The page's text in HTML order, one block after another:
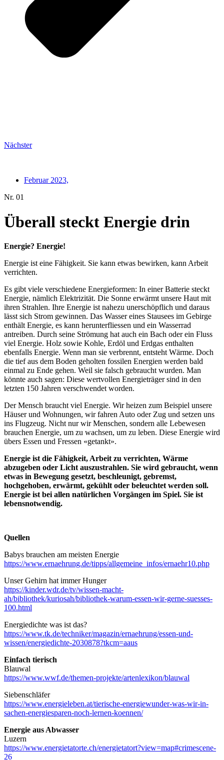
Nächster
Februar 2023,
Nr. 01
Überall steckt Energie drin
Energie? Energie!
Energie ist eine Fähigkeit. Sie kann etwas bewirken, kann Arbeit
verrichten.
Es gibt viele verschiedene Energieformen: In einer Batterie steckt
Energie, nämlich Elektrizität. Die Sonne erwärmt unsere Haut mit
ihren Strahlen. Ihre Energie ist nahezu unerschöpflich und daraus
lässt sich Strom gewinnen. Das Wasser eines Stausees im Gebirge
enthält Energie, es kann herunterfliessen und ein Wasserrad
antreiben. Durch seine Strömung hat auch ein Bach oder ein Fluss
viel Energie. Holz sowie Kohle, Erdöl und Erdgas enthalten
ebenfalls Energie. Wenn man sie verbrennt, entsteht Wärme. Doch
die tief aus dem Boden geholten fossilen Energien werden bald
einmal zu Ende gehen. Weil sie falsch gebraucht wurden. Man
könnte auch sagen: Diese wertvollen Energieträger sind in den
letzten 150 Jahren verschwendet worden.
Der Mensch braucht viel Energie. Wir heizen zum Beispiel unsere
Häuser und Wohnungen, wir fahren Auto oder Zug und setzen uns
ins Flugzeug. Nicht nur wir Menschen, sondern alle Lebewesen
brauchen Energie, um zu wachsen, um zu leben. Diese Energie wird
übers Essen und Fressen «getankt».
Energie ist die Fähigkeit, Arbeit zu verrichten, Wärme
abzugeben oder Licht auszustrahlen. Sie wird gebraucht, wenn
etwas in Bewegung gesetzt, beschleunigt, gebremst,
hochgehoben, erwärmt, gekühlt oder beleuchtet werden soll.
Energie ist bei allen natürlichen Vorgängen im Spiel. Sie ist
lebensnotwendig.
Quellen
Babys brauchen am meisten Energie
https://www.ernaehrung.de/tipps/allgemeine_infos/ernaehr10.php
Unser Gehirn hat immer Hunger
https://kinder.wdr.de/tv/wissen-macht-
ah/bibliothek/kuriosah/bibliothek-warum-essen-wir-gerne-suesses-
100.html
Energiedichte was ist das?
https://www.tk.de/techniker/magazin/ernaehrung/essen-und-
wissen/energiedichte-2030878?tkcm=aaus
Einfach tierisch
Blauwal
https://www.wwf.de/themen-projekte/artenlexikon/blauwal
Siebenschläfer
https://www.energieleben.at/tierische-energiewunder-was-wir-in-
sachen-energiesparen-noch-lernen-koennen/
Energie aus Abwasser
Luzern
https://www.energietatorte.ch/energietatort?view=map#crimescene-
26